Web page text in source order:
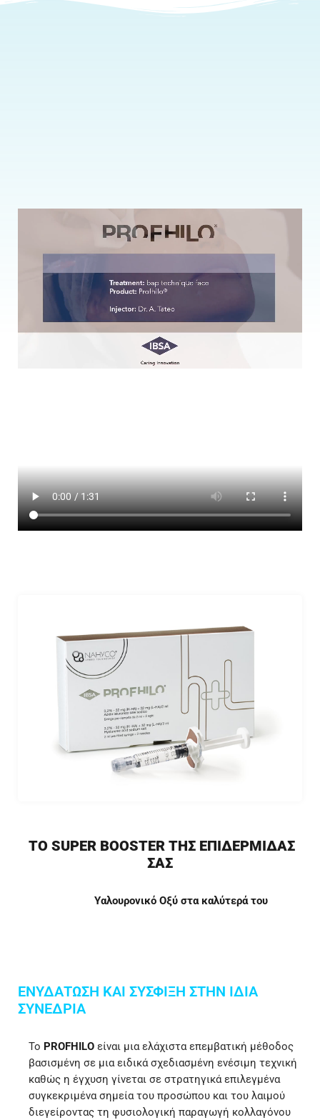
ΤΟ SUPER BOOSTER ΤΗΣ ΕΠΙΔΕΡΜΊΔΑΣ
ΣΑΣ
Yαλουρονικό Οξύ στα καλύτερά του
ΕΝΥΔΑΤΩΣΗ ΚΑΙ ΣΥΣΦΙΞΗ ΣΤΗΝ ΙΔΙΑ
ΣΥΝΕΔΡΙΑ
Το PROFHILO είναι μια ελάχιστα επεμβατική μέθοδος
βασισμένη σε μια ειδικά σχεδιασμένη ενέσιμη τεχνική
καθώς η έγχυση γίνεται σε στρατηγικά επιλεγμένα
συγκεκριμένα σημεία του προσώπου και του λαιμού
διεγείροντας τη φυσιολογική παραγωγή κολλαγόνου